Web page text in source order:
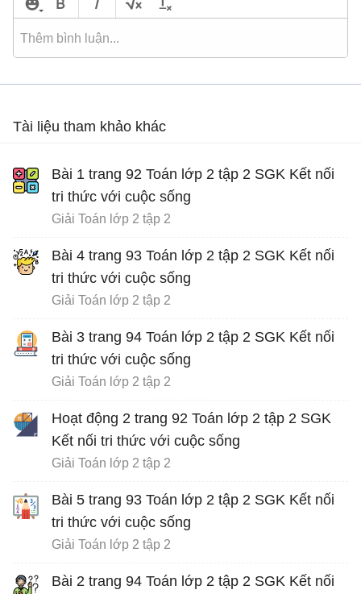
Tài liệu tham khảo khác
Bài 1 trang 92 Toán lớp 2 tập 2 SGK Kết nối
tri thức với cuộc sống
Giải Toán lớp 2 tập 2
Bài 4 trang 93 Toán lớp 2 tập 2 SGK Kết nối
tri thức với cuộc sống
Giải Toán lớp 2 tập 2
Bài 3 trang 94 Toán lớp 2 tập 2 SGK Kết nối
tri thức với cuộc sống
Giải Toán lớp 2 tập 2
Hoạt động 2 trang 92 Toán lớp 2 tập 2 SGK
Kết nối tri thức với cuộc sống
Giải Toán lớp 2 tập 2
Bài 5 trang 93 Toán lớp 2 tập 2 SGK Kết nối
tri thức với cuộc sống
Giải Toán lớp 2 tập 2
Bài 2 trang 94 Toán lớp 2 tập 2 SGK Kết nối